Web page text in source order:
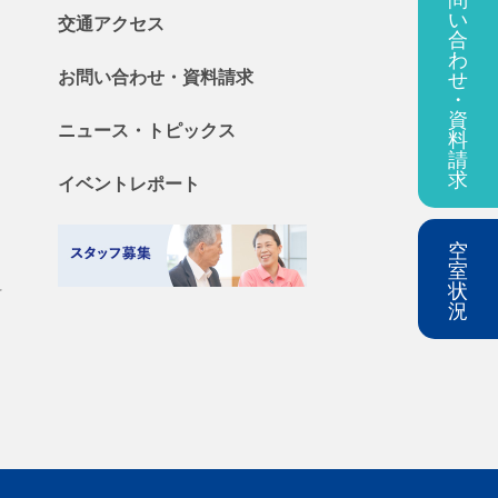
い
合
わ
せ
・
資
料
請
求
空
室
状
況
交通アクセス
お問い合わせ・ 資料請求
ニュース・ トピックス
イベントレポート